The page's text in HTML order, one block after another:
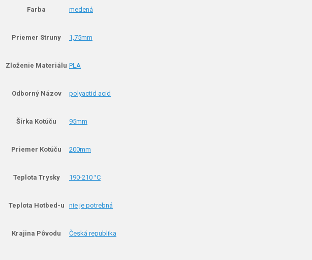
Farba medená
Priemer Struny 1,75mm
Zloženie Materiálu PLA
Odborný Názov polyactid acid
Šírka Kotúču 95mm
Priemer Kotúču 200mm
Teplota Trysky 190-210 °C
Teplota Hotbed-u nie je potrebná
Krajina Pôvodu Česká republika